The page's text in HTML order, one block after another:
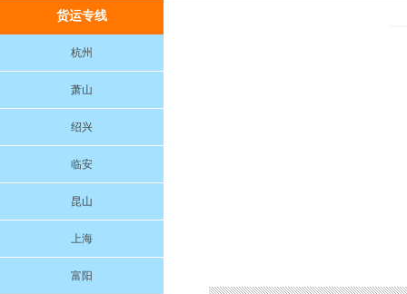
货运专线
杭州
萧山
绍兴
临安
昆山
上海
富阳